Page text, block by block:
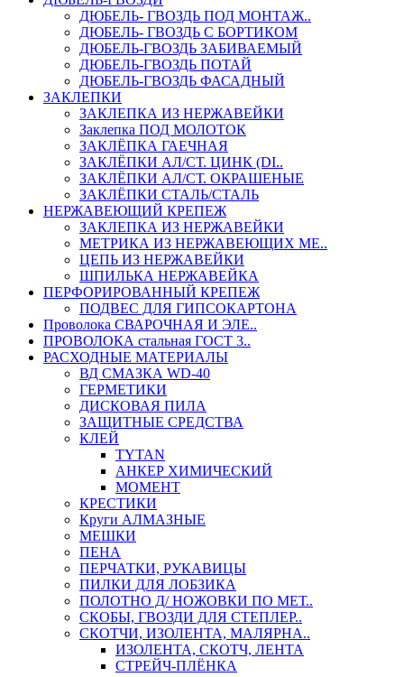
ДЮБЕЛЬ- ГВОЗДЬ ПОД МОНТАЖ..
ДЮБЕЛЬ- ГВОЗДЬ С БОРТИКОМ
ДЮБЕЛЬ-ГВОЗДЬ ЗАБИВАЕМЫЙ
ДЮБЕЛЬ-ГВОЗДЬ ПОТАЙ
ДЮБЕЛЬ-ГВОЗДЬ ФАСАДНЫЙ
ЗАКЛЕПКИ
ЗАКЛЕПКА ИЗ НЕРЖАВЕЙКИ
Заклепка ПОД МОЛОТОК
ЗАКЛЁПКА ГАЕЧНАЯ
ЗАКЛЁПКИ АЛ/СТ. ЦИНК (DI..
ЗАКЛЁПКИ АЛ/СТ. ОКРАШЕНЫЕ
ЗАКЛЁПКИ СТАЛЬ/СТАЛЬ
НЕРЖАВЕЮЩИЙ КРЕПЕЖ
ЗАКЛЕПКА ИЗ НЕРЖАВЕЙКИ
МЕТРИКА ИЗ НЕРЖАВЕЮЩИХ МЕ..
ЦЕПЬ ИЗ НЕРЖАВЕЙКИ
ШПИЛЬКА НЕРЖАВЕЙКА
ПЕРФОРИРОВАННЫЙ КРЕПЕЖ
ПОДВЕС ДЛЯ ГИПСОКАРТОНА
Проволока СВАРОЧНАЯ И ЭЛЕ..
ПРОВОЛОКА стальная ГОСТ 3..
РАСХОДНЫЕ МАТЕРИАЛЫ
ВД СМАЗКА WD-40
ГЕРМЕТИКИ
ДИСКОВАЯ ПИЛА
ЗАЩИТНЫЕ СРЕДСТВА
КЛЕЙ
TYTAN
АНКЕР ХИМИЧЕСКИЙ
МОМЕНТ
КРЕСТИКИ
Круги АЛМАЗНЫЕ
МЕШКИ
ПЕНА
ПЕРЧАТКИ, РУКАВИЦЫ
ПИЛКИ ДЛЯ ЛОБЗИКА
ПОЛОТНО Д/ НОЖОВКИ ПО МЕТ..
СКОБЫ, ГВОЗДИ ДЛЯ СТЕПЛЕР..
СКОТЧИ, ИЗОЛЕНТА, МАЛЯРНА..
ИЗОЛЕНТА, СКОТЧ, ЛЕНТА
СТРЕЙЧ-ПЛЁНКА